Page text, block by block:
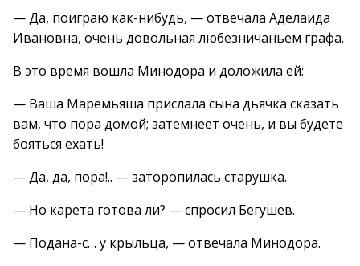
— Да, поиграю как-нибудь, — отвечала Аделаида
Ивановна, очень довольная любезничаньем графа.
В это время вошла Минодора и доложила ей:
— Ваша Маремьяша прислала сына дьячка сказать
вам, что пора домой; затемнеет очень, и вы будете
бояться ехать!
— Да, да, пора!.. — заторопилась старушка.
— Но карета готова ли? — спросил Бегушев.
— Подана-с… у крыльца, — отвечала Минодора.